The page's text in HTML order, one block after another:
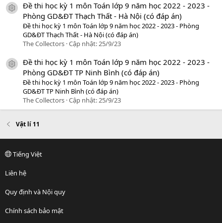
icon tài liệu
Đề thi học kỳ 1 môn Toán lớp 9 năm học 2022 - 2023 -
Phòng GD&ĐT Thạch Thất - Hà Nội (có đáp án)
Đề thi học kỳ 1 môn Toán lớp 9 năm học 2022 - 2023 - Phòng
GD&ĐT Thạch Thất - Hà Nội (có đáp án)
The Collectors Cập nhật:25/9/23
icon tài liệu
Đề thi học kỳ 1 môn Toán lớp 9 năm học 2022 - 2023 -
Phòng GD&ĐT TP Ninh Bình (có đáp án)
Đề thi học kỳ 1 môn Toán lớp 9 năm học 2022 - 2023 - Phòng
GD&ĐT TP Ninh Bình (có đáp án)
The Collectors Cập nhật: 25/9/23
Vật lí 11
Tiếng Việt
Liên hệ
Quy định và Nội quy
Chính sách bảo mật